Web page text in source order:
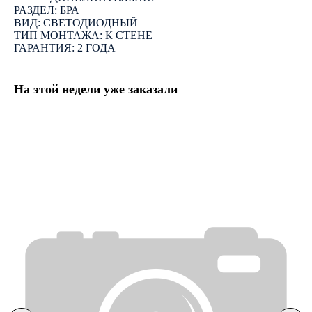
РАЗДЕЛ: БРА
ВИД: СВЕТОДИОДНЫЙ
ТИП МОНТАЖА: К СТЕНЕ
ГАРАНТИЯ: 2 ГОДА
На этой недели уже заказали